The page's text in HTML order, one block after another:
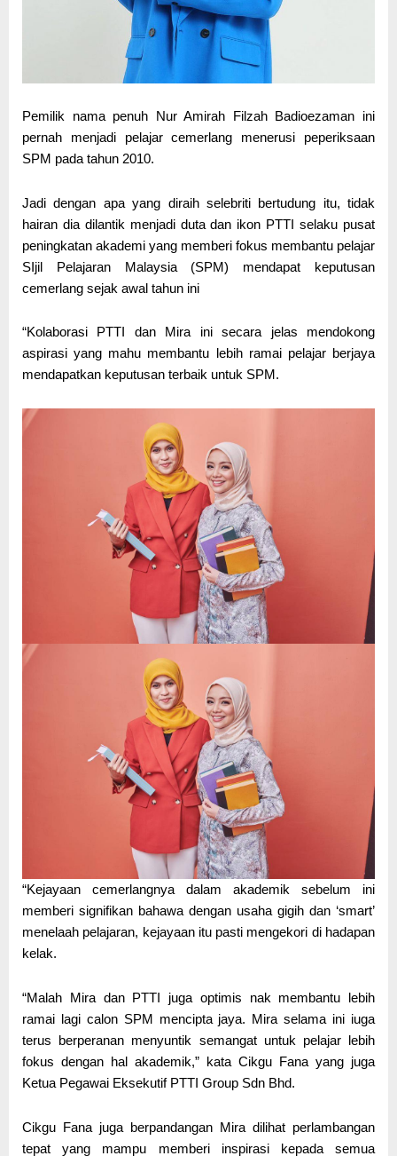
Pemilik nama penuh Nur Amirah Filzah Badioezaman ini
pernah menjadi pelajar cemerlang menerusi peperiksaan
SPM pada tahun 2010.
Jadi dengan apa yang diraih selebriti bertudung itu, tidak
hairan dia dilantik menjadi duta dan ikon PTTI selaku pusat
peningkatan akademi yang memberi fokus membantu pelajar
SIjil Pelajaran Malaysia (SPM) mendapat keputusan
cemerlang sejak awal tahun ini
“Kolaborasi PTTI dan Mira ini secara jelas mendokong
aspirasi yang mahu membantu lebih ramai pelajar berjaya
mendapatkan keputusan terbaik untuk SPM.
“Kejayaan cemerlangnya dalam akademik sebelum ini
memberi signifikan bahawa dengan usaha gigih dan ‘smart’
menelaah pelajaran, kejayaan itu pasti mengekori di hadapan
kelak.
“Malah Mira dan PTTI juga optimis nak membantu lebih
ramai lagi calon SPM mencipta jaya. Mira selama ini iuga
terus berperanan menyuntik semangat untuk pelajar lebih
fokus dengan hal akademik,” kata Cikgu Fana yang juga
Ketua Pegawai Eksekutif PTTI Group Sdn Bhd.
Cikgu Fana juga berpandangan Mira dilihat perlambangan
tepat yang mampu memberi inspirasi kepada semua